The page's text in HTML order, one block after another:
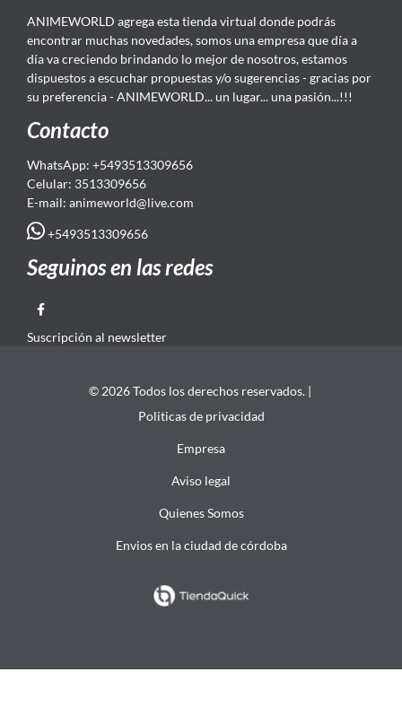
ANIMEWORLD agrega esta tienda virtual donde podrás
encontrar muchas novedades, somos una empresa que día a
día va creciendo brindando lo mejor de nosotros, estamos
dispuestos a escuchar propuestas y/o sugerencias - gracias por
su preferencia - ANIMEWORLD... un lugar... una pasión...!!!
Contacto
WhatsApp: +5493513309656
Celular: 3513309656
E-mail: animeworld@live.com
+5493513309656
Seguinos en las redes
Suscripción al newsletter
© 2026 Todos los derechos reservados. |
Politicas de privacidad
Empresa
Aviso legal
Quienes Somos
Envios en la ciudad de córdoba